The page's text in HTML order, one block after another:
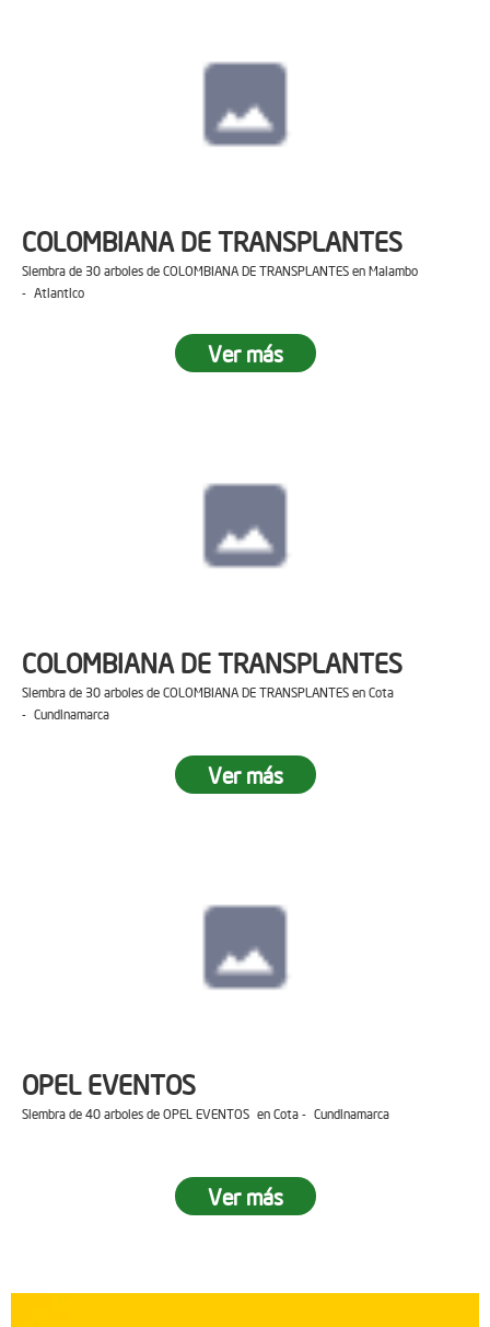
COLOMBIANA DE TRANSPLANTES
Siembra de 30 arboles de COLOMBIANA DE TRANSPLANTES en Malambo
- Atlantico
Ver más
COLOMBIANA DE TRANSPLANTES
Siembra de 30 arboles de COLOMBIANA DE TRANSPLANTES en Cota
- Cundinamarca
Ver más
OPEL EVENTOS
Siembra de 40 arboles de OPEL EVENTOS en Cota - Cundinamarca
Ver más